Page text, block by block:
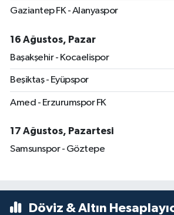
Gaziantep FK - Alanyaspor
16 Ağustos, Pazar
Başakşehir - Kocaelispor
Beşiktaş - Eyüpspor
Amed - Erzurumspor FK
17 Ağustos, Pazartesi
Samsunspor - Göztepe
Döviz & Altın